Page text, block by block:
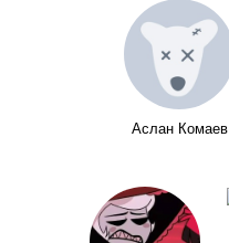
Аслан Комаев